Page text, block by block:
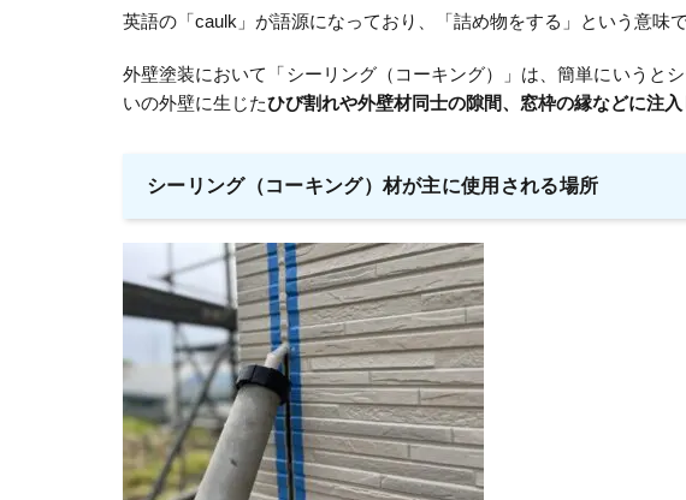
英語の「caulk」が語源になっており、「詰め物をする」という意味
外壁塗装において「シーリング（コーキング）」は、簡単にいうと
いの外壁に生じたひび割れや外壁材同士の隙間、窓枠の縁などに注
シーリング（コーキング）材が主に使用される場所